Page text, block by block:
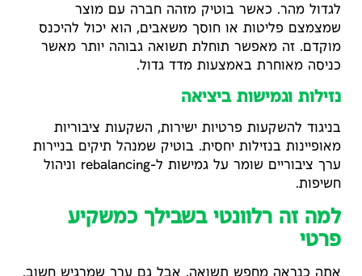
לגדול מהר. כאשר בוטיק מזהה חברה עם מוצר
שמצמצם פליטות או חוסך משאבים, הוא יכול להיכנס
מוקדם. זה מאפשר תוחלת תשואה גבוהה יותר מאשר
כניסה מאוחרת באמצעות מדד גדול.
נזילות וגמישות ביציאה
בניגוד להשקעות פרטיות ישירות, השקעות ציבוריות
מאופיינות בנזילות יחסית. בוטיק שמנהל תיקים בניירות
ערך ציבוריים שומר על גמישות ל-rebalancing וניהול
חשיפות.
למה זה רלוונטי בשבילך כמשקיע
פרטי